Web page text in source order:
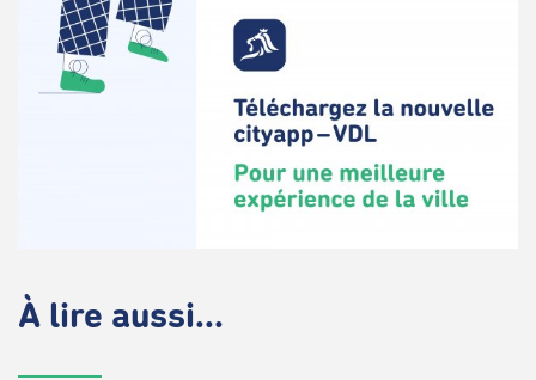
À lire aussi...